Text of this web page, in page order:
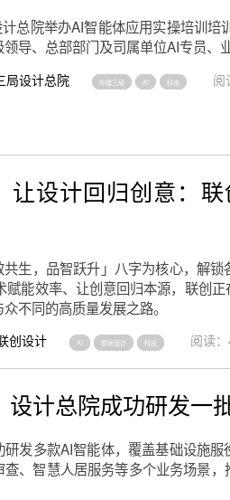
总院举办AI智能体应用实操培训培
导、总部部门及司属单位AI专员、
局设计总院 中建三局 AI 科技 阅
让设计回归创意：
生，品智跃升」八字为核心，解
赋能效率、让创意回归本源，联创
不同的高质量发展之路。
创设计 AI 联创设计 科技 阅读
设计总院成功研发一
发多款AI智能体，覆盖基础设施
查、智慧人居服务等多个业务场景